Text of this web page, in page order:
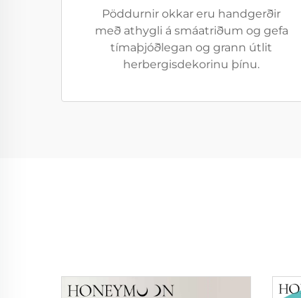
Pöddurnir okkar eru handgerðir
með athygli á smáatriðum og gefa
tímaþjóðlegan og grann útlit
herbergisdekorinu þínu.